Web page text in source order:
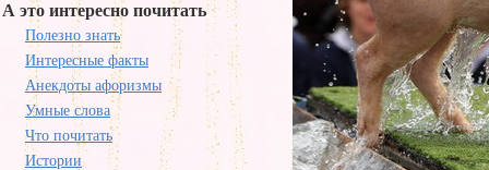
А это интересно почитать
Полезно знать
Интересные факты
Анекдоты афоризмы
Умные слова
Что почитать
Истории